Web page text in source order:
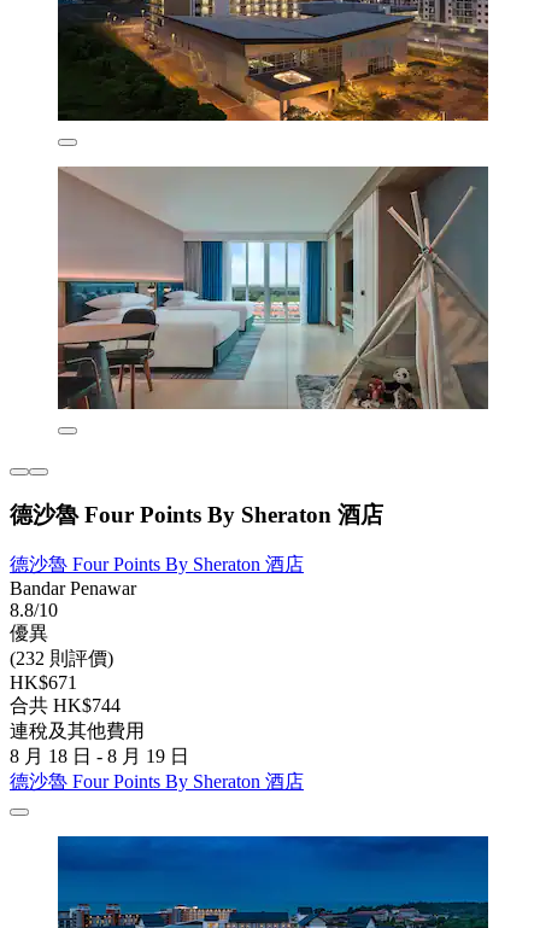
德沙魯 Four Points By Sheraton 酒店
德沙魯 Four Points By Sheraton 酒店
Bandar Penawar
8.8/10
優異
(232 則評價)
HK$671
合共 HK$744
連稅及其他費用
8 月 18 日 - 8 月 19 日
德沙魯 Four Points By Sheraton 酒店